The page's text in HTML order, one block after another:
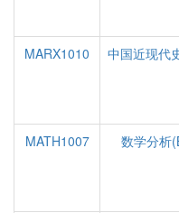
MARX1010
中国近现代
MATH1007
数学分析